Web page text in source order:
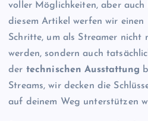
voller Möglichkeiten, aber
diesem Artikel werfen wir
Schritte, um als Streamer nicht
werden, sondern auch
der technischen Ausstattung
Streams, wir decken die
auf deinem Weg unterstützen